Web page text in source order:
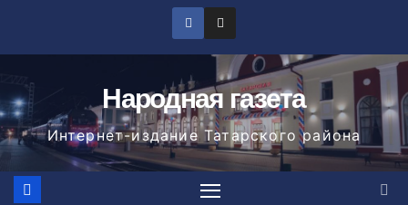
Народная газета
Интернет-издание Татарского района